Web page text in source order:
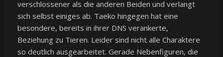
verschlossener als die anderen Beiden und verlangt
sich selbst einiges ab. Taeko hingegen hat eine
besondere, bereits in ihrer DNS verankerte,
Beziehung zu Tieren. Leider sind nicht alle Charaktere
so deutlich ausgearbeitet. Gerade Nebenfiguren, die